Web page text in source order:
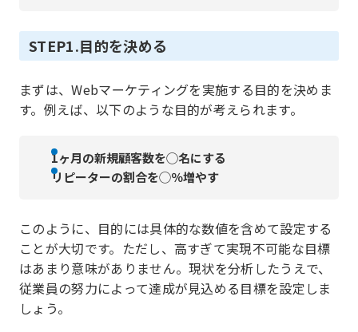
STEP1.目的を決める
まずは、Webマーケティングを実施する目的を決めま
す。例えば、以下のような目的が考えられます。
1ヶ月の新規顧客数を◯名にする
リピーターの割合を◯％増やす
このように、目的には具体的な数値を含めて設定する
ことが大切です。ただし、高すぎて実現不可能な目標
はあまり意味がありません。現状を分析したうえで、
従業員の努力によって達成が見込める目標を設定しま
しょう。